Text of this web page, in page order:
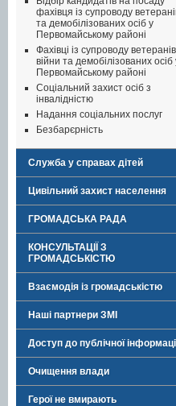
фахівця із супроводу
та демобілізованих осіб у
Первомайському районі
Фахівці із супроводу ветеранів
війни та демобілізованих осіб
Первомайському районі
Соціальний захист осіб з
інвалідністю
Надання соціальних послуг
Безбарєрність
Служба у справах дітей
Цивільний захист населення
ГРОМАДСЬКА РАДА
КОНСУЛЬТАЦІЇ З
ГРОМАДСЬКІСТЮ
Взаємодія із громадськістю
Наші партнери ЗМІ
Доступ до публічної
Очищення влади
Герої не вмирають